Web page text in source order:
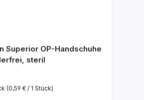
Superior OP-Handschuhe
steril
(0,59 € / 1 Stück)